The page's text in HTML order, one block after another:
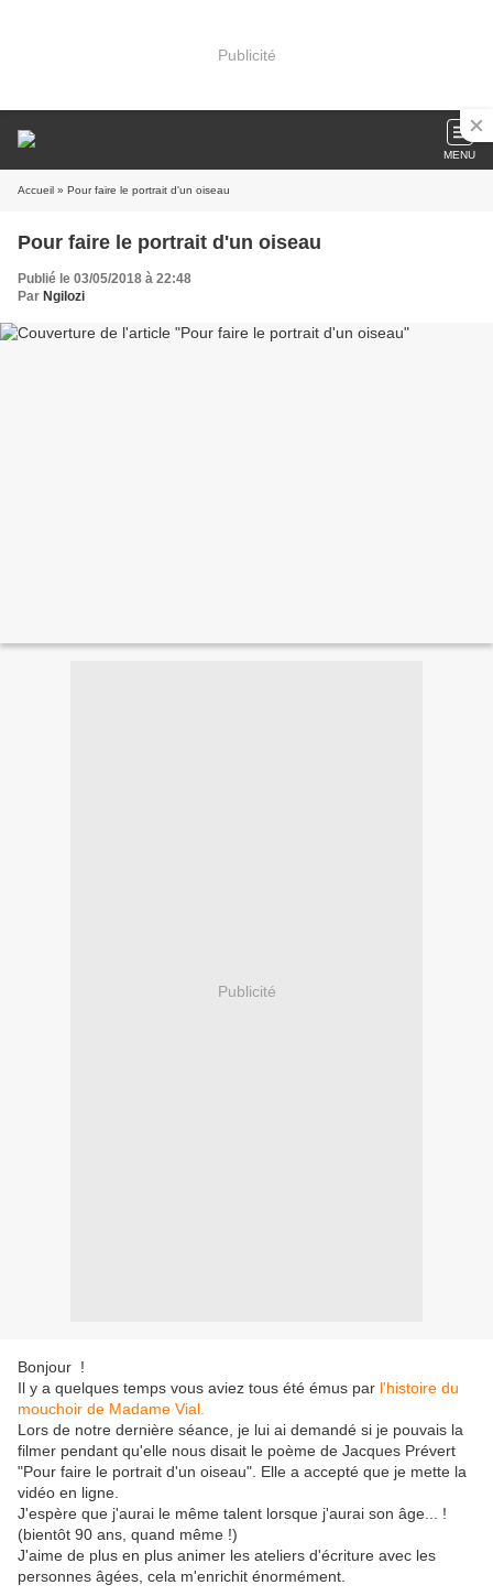
Publicité
MENU
Accueil » Pour faire le portrait d'un oiseau
Pour faire le portrait d'un oiseau
Publié le 03/05/2018 à 22:48
Par Ngilozi
Publicité
Bonjour !
Il y a quelques temps vous aviez tous été émus par l'histoire du
mouchoir de Madame Vial.
Lors de notre dernière séance, je lui ai demandé si je pouvais la
filmer pendant qu'elle nous disait le poème de Jacques Prévert
"Pour faire le portrait d'un oiseau". Elle a accepté que je mette la
vidéo en ligne.
J'espère que j'aurai le même talent lorsque j'aurai son âge... !
(bientôt 90 ans, quand même !)
J'aime de plus en plus animer les ateliers d'écriture avec les
personnes âgées, cela m'enrichit énormément.